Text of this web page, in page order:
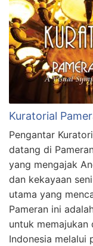
Kuratorial
Pengantar
datang di
yang mengajak
dan kekayaan
utama yang
Pameran ini
untuk memajukan
Indonesia